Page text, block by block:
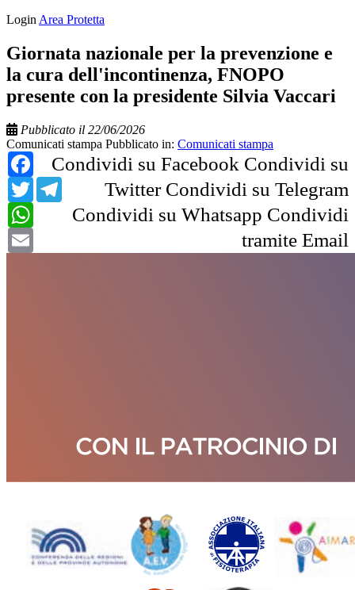
Login Area Protetta
Giornata nazionale per la prevenzione e
la cura dell'incontinenza, FNOPO
presente con la presidente Silvia Vaccari
Pubblicato il 22/06/2026
Comunicati stampa Pubblicato in: Comunicati stampa
Condividi su Facebook
Facebook
Condividi su
Twitter
Twitter Condividi su Telegram
Telegram
Condividi su Whatsapp
WhatsApp
Condividi
tramite Email